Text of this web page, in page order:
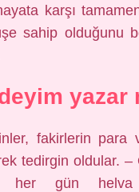
karşı
sahip olduğunu
yazar
fakirlerin para
tedirgin oldular. –
her gün helva